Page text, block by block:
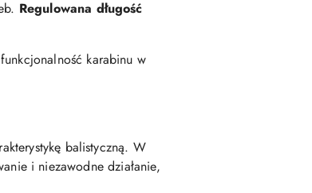
Regulowana długość
karabinu w
balistyczną. W
i niezawodne działanie,